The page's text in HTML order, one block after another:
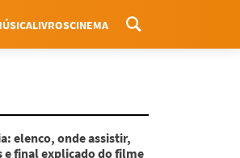
MenuLIVROSCINEMA
elenco, onde assistir,
e final explicado do filme